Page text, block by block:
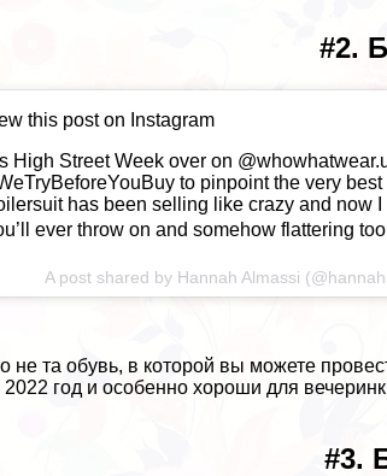
#2.
this post on Instagram
High Street Week over on
to pinpoint the very
has been selling like crazy and now
ever throw on and somehow flattering
A post shared by Hannah Almassi
не та обувь, в которой вы можете
2022 год и особенно хороши для
#3.